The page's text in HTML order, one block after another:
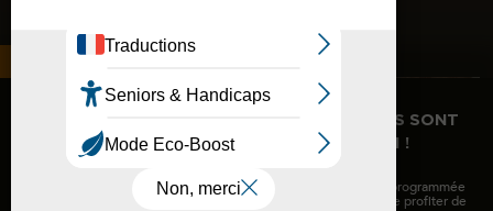
COMPLET CE JOUR - DES BILLETS SOIRÉES SONT
ENCORE DISPONIBLES AUJOURD'HUI !
Notre site est complet ce jour ! Si votre visite de la grotte est programmée
, nous vous invitons à arriver à partir de 18h15
afin de profiter de